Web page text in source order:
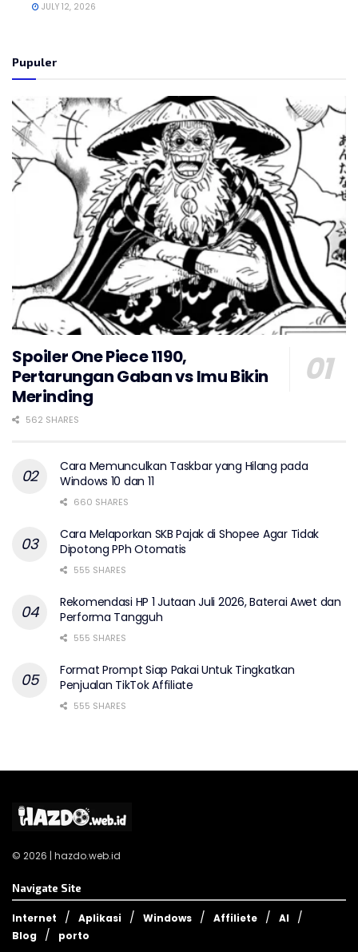
JULY 12, 2026
Pupuler
Spoiler One Piece 1190,
Pertarungan Gaban vs Imu Bikin
Merinding
562 SHARES
Cara Memunculkan Taskbar yang Hilang pada
Windows 10 dan 11
660 SHARES
Cara Melaporkan SKB Pajak di Shopee Agar Tidak
Dipotong PPh Otomatis
555 SHARES
Rekomendasi HP 1 Jutaan Juli 2026, Baterai Awet dan
Performa Tangguh
555 SHARES
Format Prompt Siap Pakai Untuk Tingkatkan
Penjualan TikTok Affiliate
555 SHARES
© 2026 | hazdo.web.id
Navigate Site
Internet Aplikasi Windows Affiliete
AI
Blog
porto